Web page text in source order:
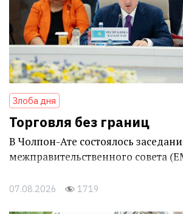
Злоба дня
Торговля без границ
В Чолпон-Ате состоялось
межправительственного совета
07.08.2026 1719